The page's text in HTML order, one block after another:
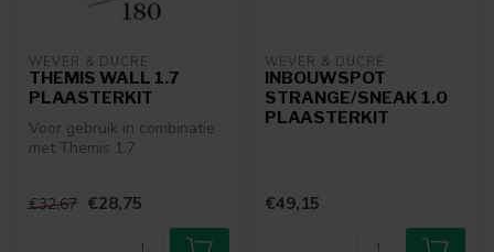
WEVER & DUCRÉ
THEMIS WALL 1.7
PLAASTERKIT
Voor gebruik in combinatie
met Themis 1.7
€32,67 €28,75
WEVER & DUCRÉ
INBOUWSPOT
STRANGE/SNEAK 1.0
PLAASTERKIT
€49,15